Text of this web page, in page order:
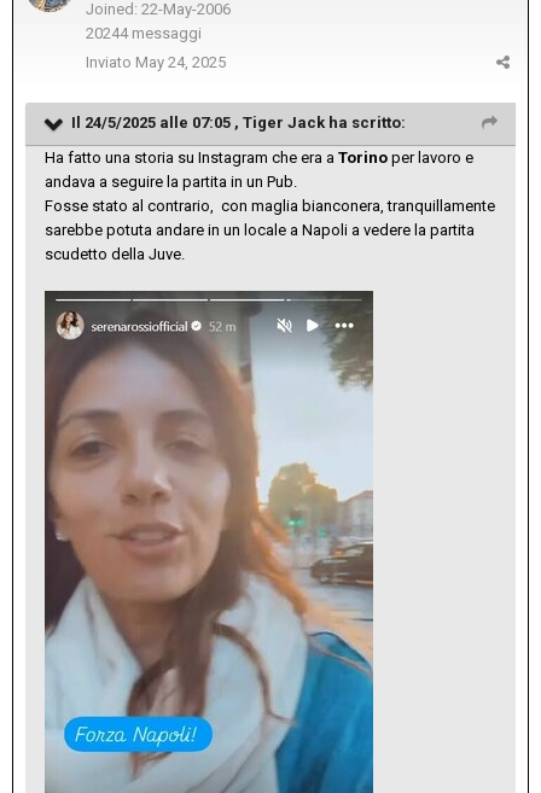
Joined: 22-May-2006
20244 messaggi
Inviato May 24, 2025
Il 24/5/2025 alle 07:05 , Tiger Jack ha scritto:
Ha fatto una storia su Instagram che era a Torino per lavoro e
andava a seguire la partita in un Pub.
Fosse stato al contrario, con maglia bianconera, tranquillamente
sarebbe potuta andare in un locale a Napoli a vedere la partita
scudetto della Juve.